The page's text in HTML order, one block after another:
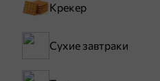
Крекер
Сухие завтраки